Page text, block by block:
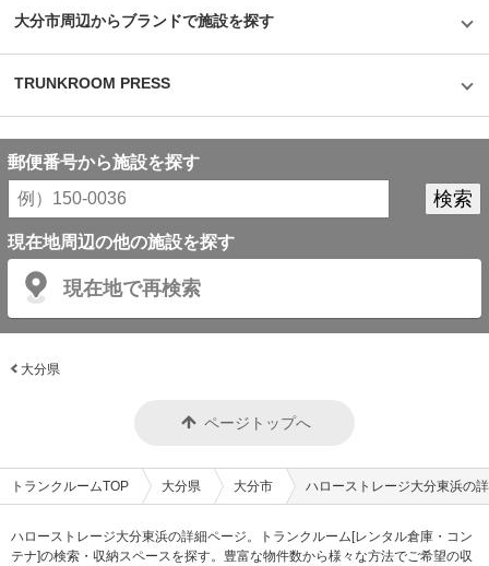
大分市周辺からブランドで施設を探す
TRUNKROOM PRESS
郵便番号から施設を探す
現在地周辺の他の施設を探す
現在地で再検索
大分県
ページトップへ
トランクルームTOP 大分県 大分市 ハローストレージ大分東浜の
ハローストレージ大分東浜の詳細ページ。トランクルーム[レンタル倉庫・コン
テナ]の検索・収納スペースを探す。豊富な物件数から様々な方法でご希望の収